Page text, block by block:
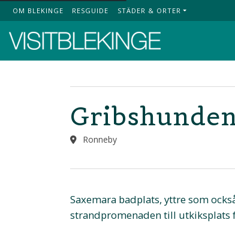
Top Menu
OM BLEKINGE RESGUIDE STÄDER & ORTER
Ronneby
Saxemara badplats, yttre som
strandpromenaden till utkiksplats